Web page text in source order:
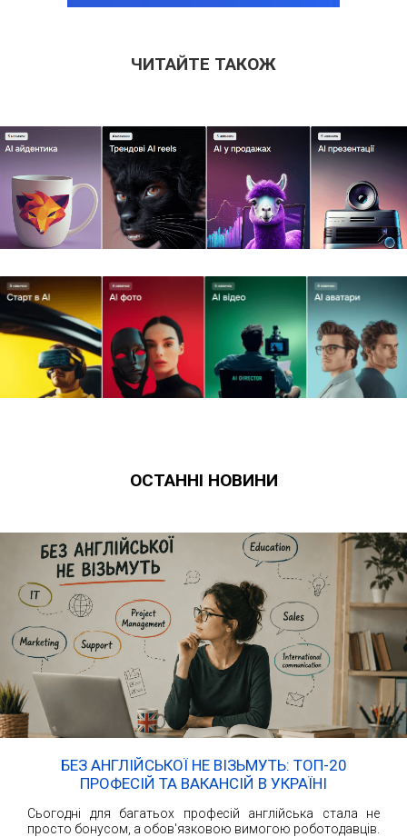
ЧИТАЙТЕ ТАКОЖ
ОСТАННІ НОВИНИ
БЕЗ АНГЛІЙСЬКОЇ НЕ ВІЗЬМУТЬ: ТОП-20
ПРОФЕСІЙ ТА ВАКАНСІЙ В УКРАЇНІ
Сьогодні для багатьох професій англійська стала не
просто бонусом, а обов'язковою вимогою роботодавців.